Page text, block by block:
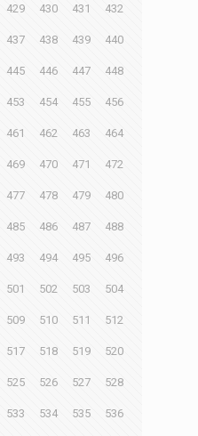
429 430 431 432
437 438 439 440
445 446 447 448
453 454 455 456
461 462 463 464
469 470 471 472
477 478 479 480
485 486 487 488
493 494 495 496
501 502 503 504
509 510 511 512
517 518 519 520
525 526 527 528
533 534 535 536